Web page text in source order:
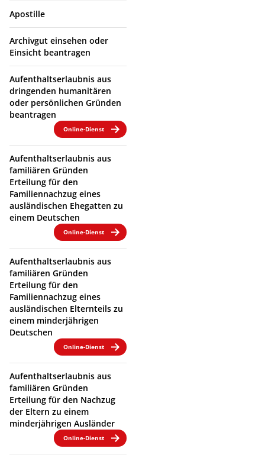
Apostille
Archivgut einsehen oder
Einsicht beantragen
Aufenthaltserlaubnis aus
dringenden humanitären
oder persönlichen Gründen
beantragen
Online-Dienst
Aufenthaltserlaubnis aus
familiären Gründen
Erteilung für den
Familiennachzug eines
ausländischen Ehegatten zu
einem Deutschen
Online-Dienst
Aufenthaltserlaubnis aus
familiären Gründen
Erteilung für den
Familiennachzug eines
ausländischen Elternteils zu
einem minderjährigen
Deutschen
Online-Dienst
Aufenthaltserlaubnis aus
familiären Gründen
Erteilung für den Nachzug
der Eltern zu einem
minderjährigen Ausländer
Online-Dienst